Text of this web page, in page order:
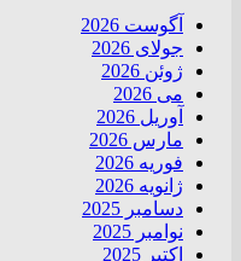
آگوست 2026
جولای 2026
ژوئن 2026
می 2026
آوریل 2026
مارس 2026
فوریه 2026
ژانویه 2026
دسامبر 2025
نوامبر 2025
اکتبر 2025